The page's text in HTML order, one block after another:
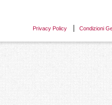
Privacy Policy Condizioni